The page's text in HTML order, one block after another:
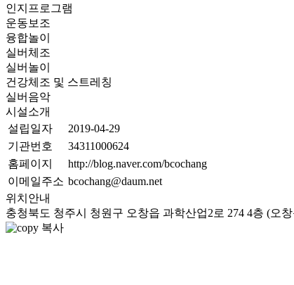
인지프로그램
운동보조
융합놀이
실버체조
실버놀이
건강체조 및 스트레칭
실버음악
시설소개
설립일자
2019-04-29
기관번호
34311000624
홈페이지
http://blog.naver.com/bcochang
이메일주소 bcochang@daum.net
위치안내
충청북도 청주시 청원구 오창읍 과학산업2로 274 4층 (오
복사